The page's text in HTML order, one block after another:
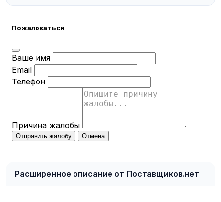
Пожаловаться
Ваше имя
Email
Телефон
Причина жалобы
Отправить жалобу Отмена
Расширенное описание от Поставщиков.нет